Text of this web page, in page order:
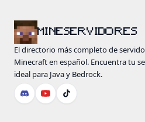
MINESERVIDORES
El directorio más completo de
Minecraft en español. Encuentra tu
ideal para Java y Bedrock.